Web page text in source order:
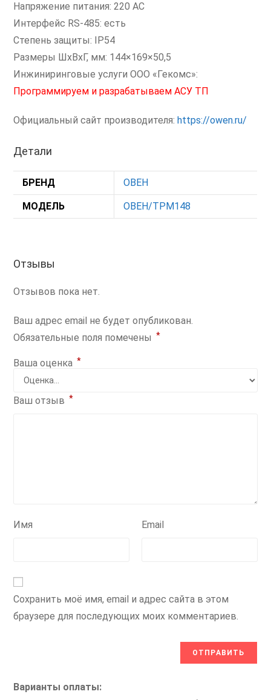
Напряжение питания: 220 AC
Интерфейс RS-485: есть
Степень защиты: IP54
Размеры ШxВxГ, мм: 144×169×50,5
Инжиниринговые услуги ООО «Гекомс»:
Программируем и разрабатываем АСУ ТП
Официальный сайт производителя:https://owen.ru/
Детали
БРЕНД ОВЕН
МОДЕЛЬ ОВЕН/ТРМ148
Отзывы
Отзывов пока нет.
Ваш адрес email не будет опубликован.
Обязательные поля помечены *
Ваша оценка *
Ваш отзыв *
Имя Email
Сохранить моё имя, email и адрес сайта в этом
браузере для последующих моих комментариев.
Варианты оплаты: